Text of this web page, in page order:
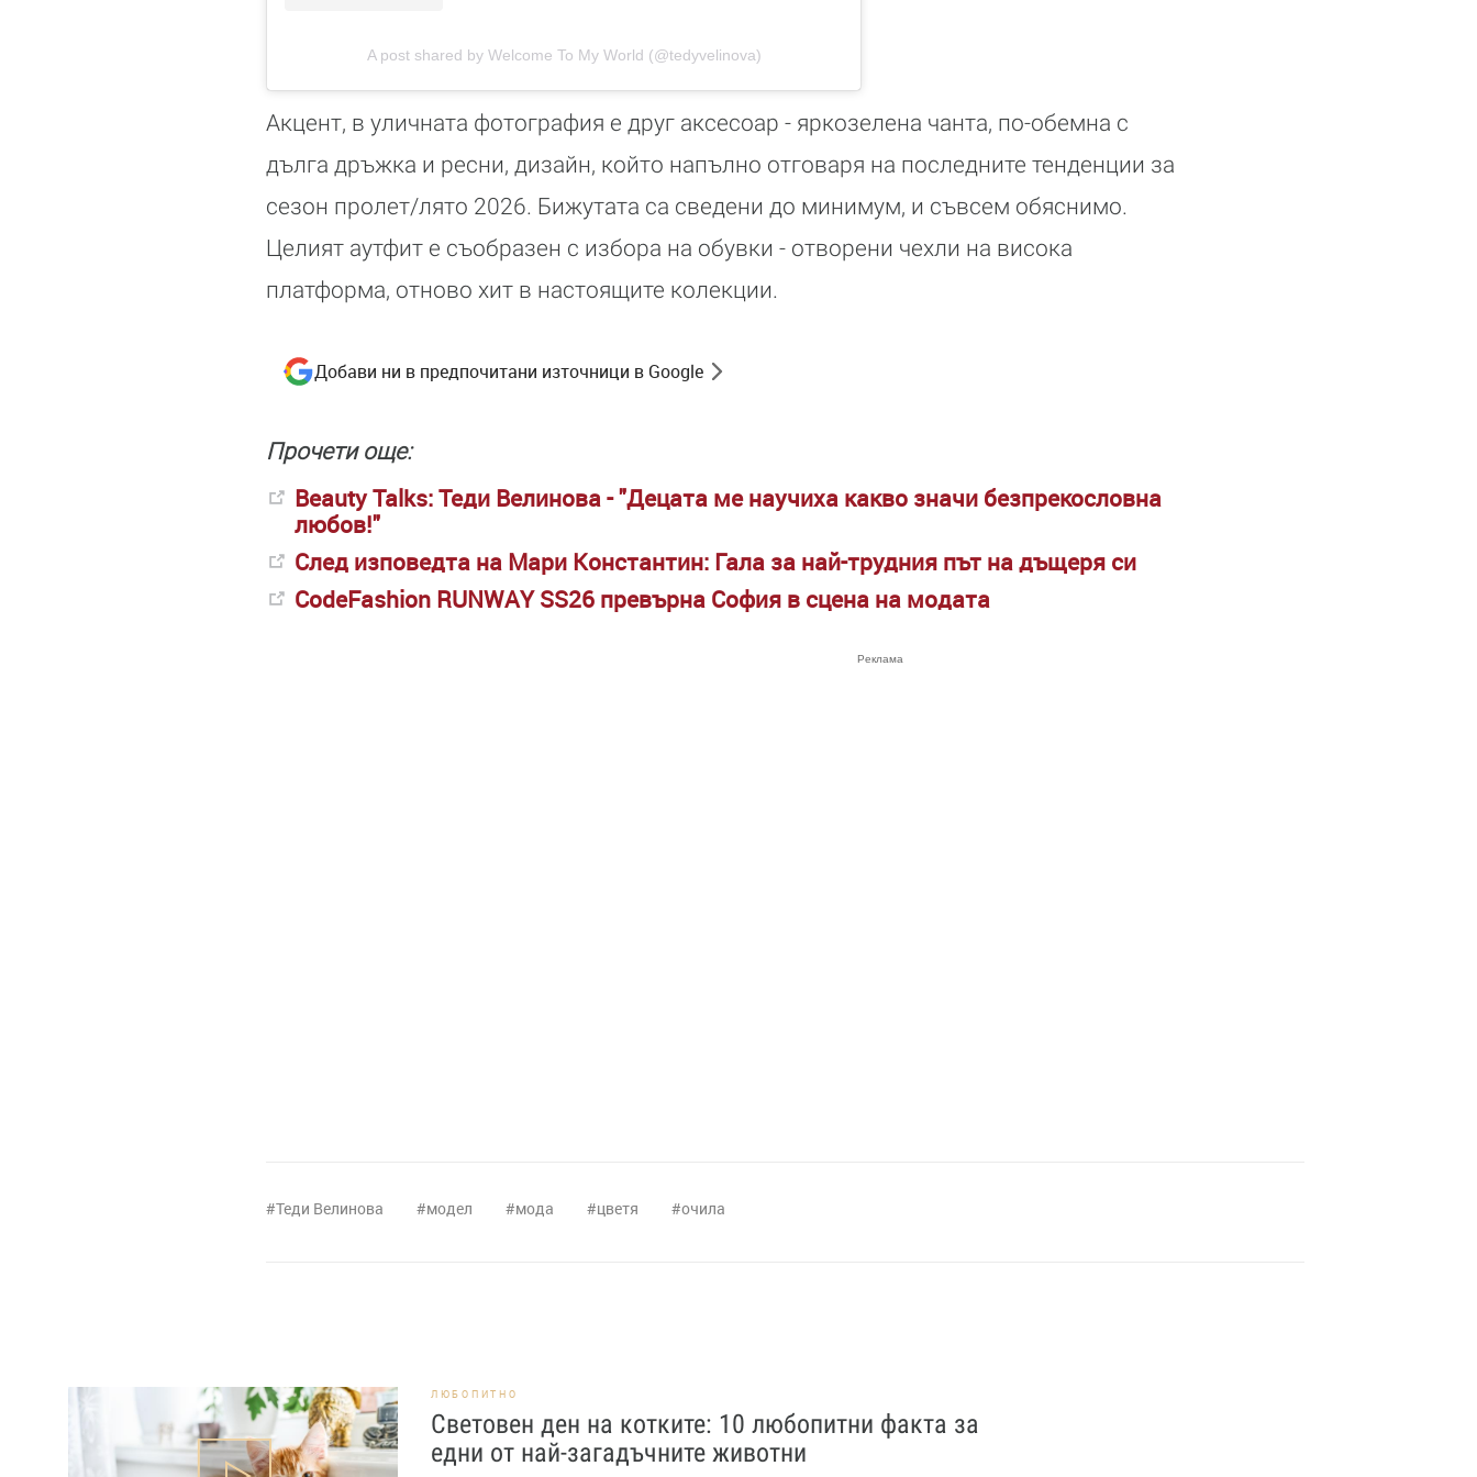
A post shared by Welcome To My World (@tedyvelinova)
Акцент, в уличната фотография е друг аксесоар - яркозелена чанта, по-обемна с
дълга дръжка и ресни, дизайн, който напълно отговаря на последните тенденции за
сезон пролет/лято 2026. Бижутата са сведени до минимум, и съвсем обяснимо.
Целият аутфит е съобразен с избора на обувки - отворени чехли на висока
платформа, отново хит в настоящите колекции.
Добави ни в предпочитани източници в Google
Прочети още:
Beauty Talks: Теди Велинова - "Децата ме научиха какво значи безпрекословна
любов!"
След изповедта на Мари Константин: Гала за най-трудния път на дъщеря си
CodeFashion RUNWAY SS26 превърна София в сцена на модата
Теди Велинова модел мода цветя очила
ЛЮБОПИТНО
Световен ден на котките: 10 любопитни факта за
едни от най-загадъчните животни